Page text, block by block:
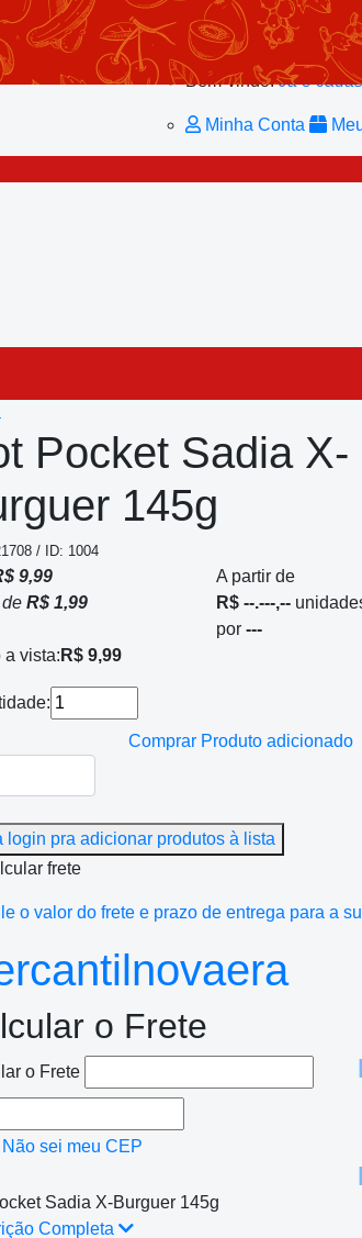
Repetir Pedido
Minha Conta
Bem-vindo!Já é
Minha Conta
Pocket Sadia X-
145g
/ ID: 1004
9,99
R$ 1,99
a vista: R$ 9,99
A partir de
R$ --.---,--
por ---
Comprar Produto adicionado
login pra adicionar produtos à lista
frete
o valor do frete e prazo de entrega para a
o Frete
o Frete
Não sei meu CEP
Sadia X-Burguer 145g
Completa